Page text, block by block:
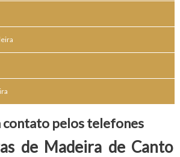
contato pelos telefones
de Madeira de Canto